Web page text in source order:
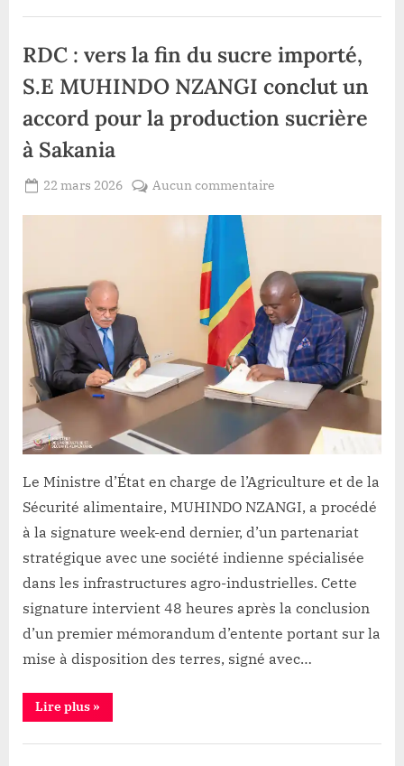
gouverneurs:
Nzangi
présente
le
potentiel
et
les
mécanismes
d’accompagnement
gouvernement”
RDC : vers la fin du sucre importé,
S.E MUHINDO NZANGI conclut un
accord pour la production sucrière
à Sakania
Posted
22 mars 2026
Aucun commentaire
la
fin
du
sucre
importé,
S.E
MUHINDO
NZANGI
conclut
un
accord
la
production
sucrière
à
Sakania
Le Ministre d’État en charge de l’Agriculture et de la
Sécurité alimentaire, MUHINDO NZANGI, a procédé
à la signature week-end dernier, d’un partenariat
stratégique avec une société indienne spécialisée
dans les infrastructures agro-industrielles. Cette
signature intervient 48 heures après la conclusion
d’un premier mémorandum d’entente portant sur la
mise à disposition des terres, signé avec…
Lire plus“RDC
:
la
»